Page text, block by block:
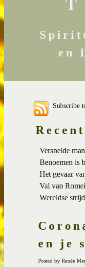
en
Subscribe
Versnelde
Benoemen is
Het gevaar
Val van
Wereldse
en je
Posted by Renée